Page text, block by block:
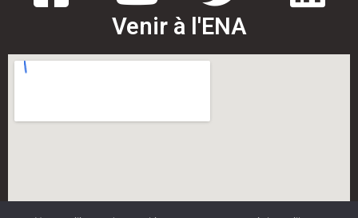
Venir à l'ENA